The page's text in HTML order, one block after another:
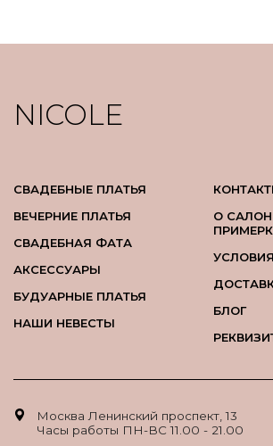
NICOLE
СВАДЕБНЫЕ ПЛАТЬЯ
ВЕЧЕРНИЕ ПЛАТЬЯ
СВАДЕБНАЯ ФАТА
АКСЕССУАРЫ
БУДУАРНЫЕ ПЛАТЬЯ
НАШИ НЕВЕСТЫ
О
БЛОГ
Москва Ленинский проспект, 13
Часы работы ПН-ВС 11.00 - 21.00